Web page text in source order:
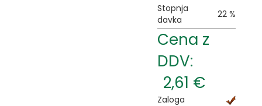
Stopnja
davka
22 %
Cena z
DDV:
2,61 €
Zaloga